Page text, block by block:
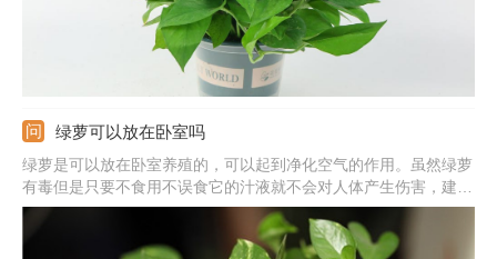
绿萝可以放在卧室吗
绿萝是可以放在卧室养殖的，可以起到净化空气的作用。虽然绿萝
有毒但是只要不食用不误食它的汁液就不会对人体产生伤害，建议
晚上不要放在卧室养殖，因为呼吸作用会生成二氧化碳。